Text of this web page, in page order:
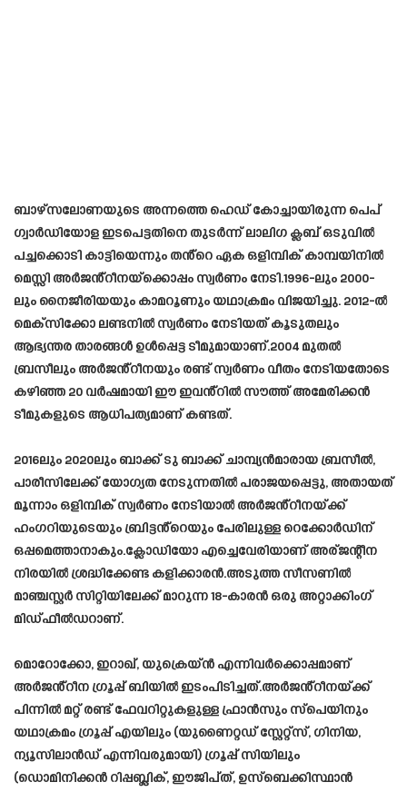
ബാഴ്‌സലോണയുടെ അന്നത്തെ ഹെഡ് കോച്ചായിരുന്ന പെപ്
ഗ്വാർഡിയോള ഇടപെട്ടതിനെ തുടർന്ന് ലാലിഗ ക്ലബ് ഒടുവിൽ
പച്ചക്കൊടി കാട്ടിയെന്നും തൻ്റെ ഏക ഒളിമ്പിക് കാമ്പയിനിൽ
മെസ്സി അർജൻ്റീനയ്‌ക്കൊപ്പം സ്വർണം നേടി.1996-ലും 2000-
ലും നൈജീരിയയും കാമറൂണും യഥാക്രമം വിജയിച്ചു. 2012-ൽ
മെക്‌സിക്കോ ലണ്ടനിൽ സ്വർണം നേടിയത് കൂടുതലും
ആഭ്യന്തര താരങ്ങൾ ഉൾപ്പെട്ട ടീമുമായാണ്.2004 മുതൽ
ബ്രസീലും അർജൻ്റീനയും രണ്ട് സ്വർണം വീതം നേടിയതോടെ
കഴിഞ്ഞ 20 വർഷമായി ഈ ഇവൻ്റിൽ സൗത്ത് അമേരിക്കൻ
ടീമുകളുടെ ആധിപത്യമാണ് കണ്ടത്.
2016ലും 2020ലും ബാക്ക് ടു ബാക്ക് ചാമ്പ്യൻമാരായ ബ്രസീൽ,
പാരീസിലേക്ക് യോഗ്യത നേടുന്നതിൽ പരാജയപ്പെട്ടു, അതായത്
മൂന്നാം ഒളിമ്പിക് സ്വർണം നേടിയാൽ അർജൻ്റീനയ്ക്ക്
ഹംഗറിയുടെയും ബ്രിട്ടൻ്റെയും പേരിലുള്ള റെക്കോർഡിന്
ഒപ്പമെത്താനാകും.ക്ലോഡിയോ എച്ചെവേരിയാണ് അര്ജന്റീന
നിരയിൽ ശ്രദ്ധിക്കേണ്ട കളിക്കാരൻ.അടുത്ത സീസണിൽ
മാഞ്ചസ്റ്റർ സിറ്റിയിലേക്ക് മാറുന്ന 18-കാരൻ ഒരു അറ്റാക്കിംഗ്
മിഡ്ഫീൽഡറാണ്.
മൊറോക്കോ, ഇറാഖ്, യുക്രെയ്ൻ എന്നിവർക്കൊപ്പമാണ്
അർജൻ്റീന ഗ്രൂപ്പ് ബിയിൽ ഇടംപിടിച്ചത്.അർജൻ്റീനയ്ക്ക്
പിന്നിൽ മറ്റ് രണ്ട് ഫേവറിറ്റുകളുള്ള ഫ്രാൻസും സ്പെയിനും
യഥാക്രമം ഗ്രൂപ്പ് എയിലും (യുണൈറ്റഡ് സ്റ്റേറ്റ്സ്, ഗിനിയ,
ന്യൂസിലാൻഡ് എന്നിവരുമായി) ഗ്രൂപ്പ് സിയിലും
(ഡൊമിനിക്കൻ റിപ്പബ്ലിക്, ഈജിപ്ത്, ഉസ്ബെക്കിസ്ഥാൻ